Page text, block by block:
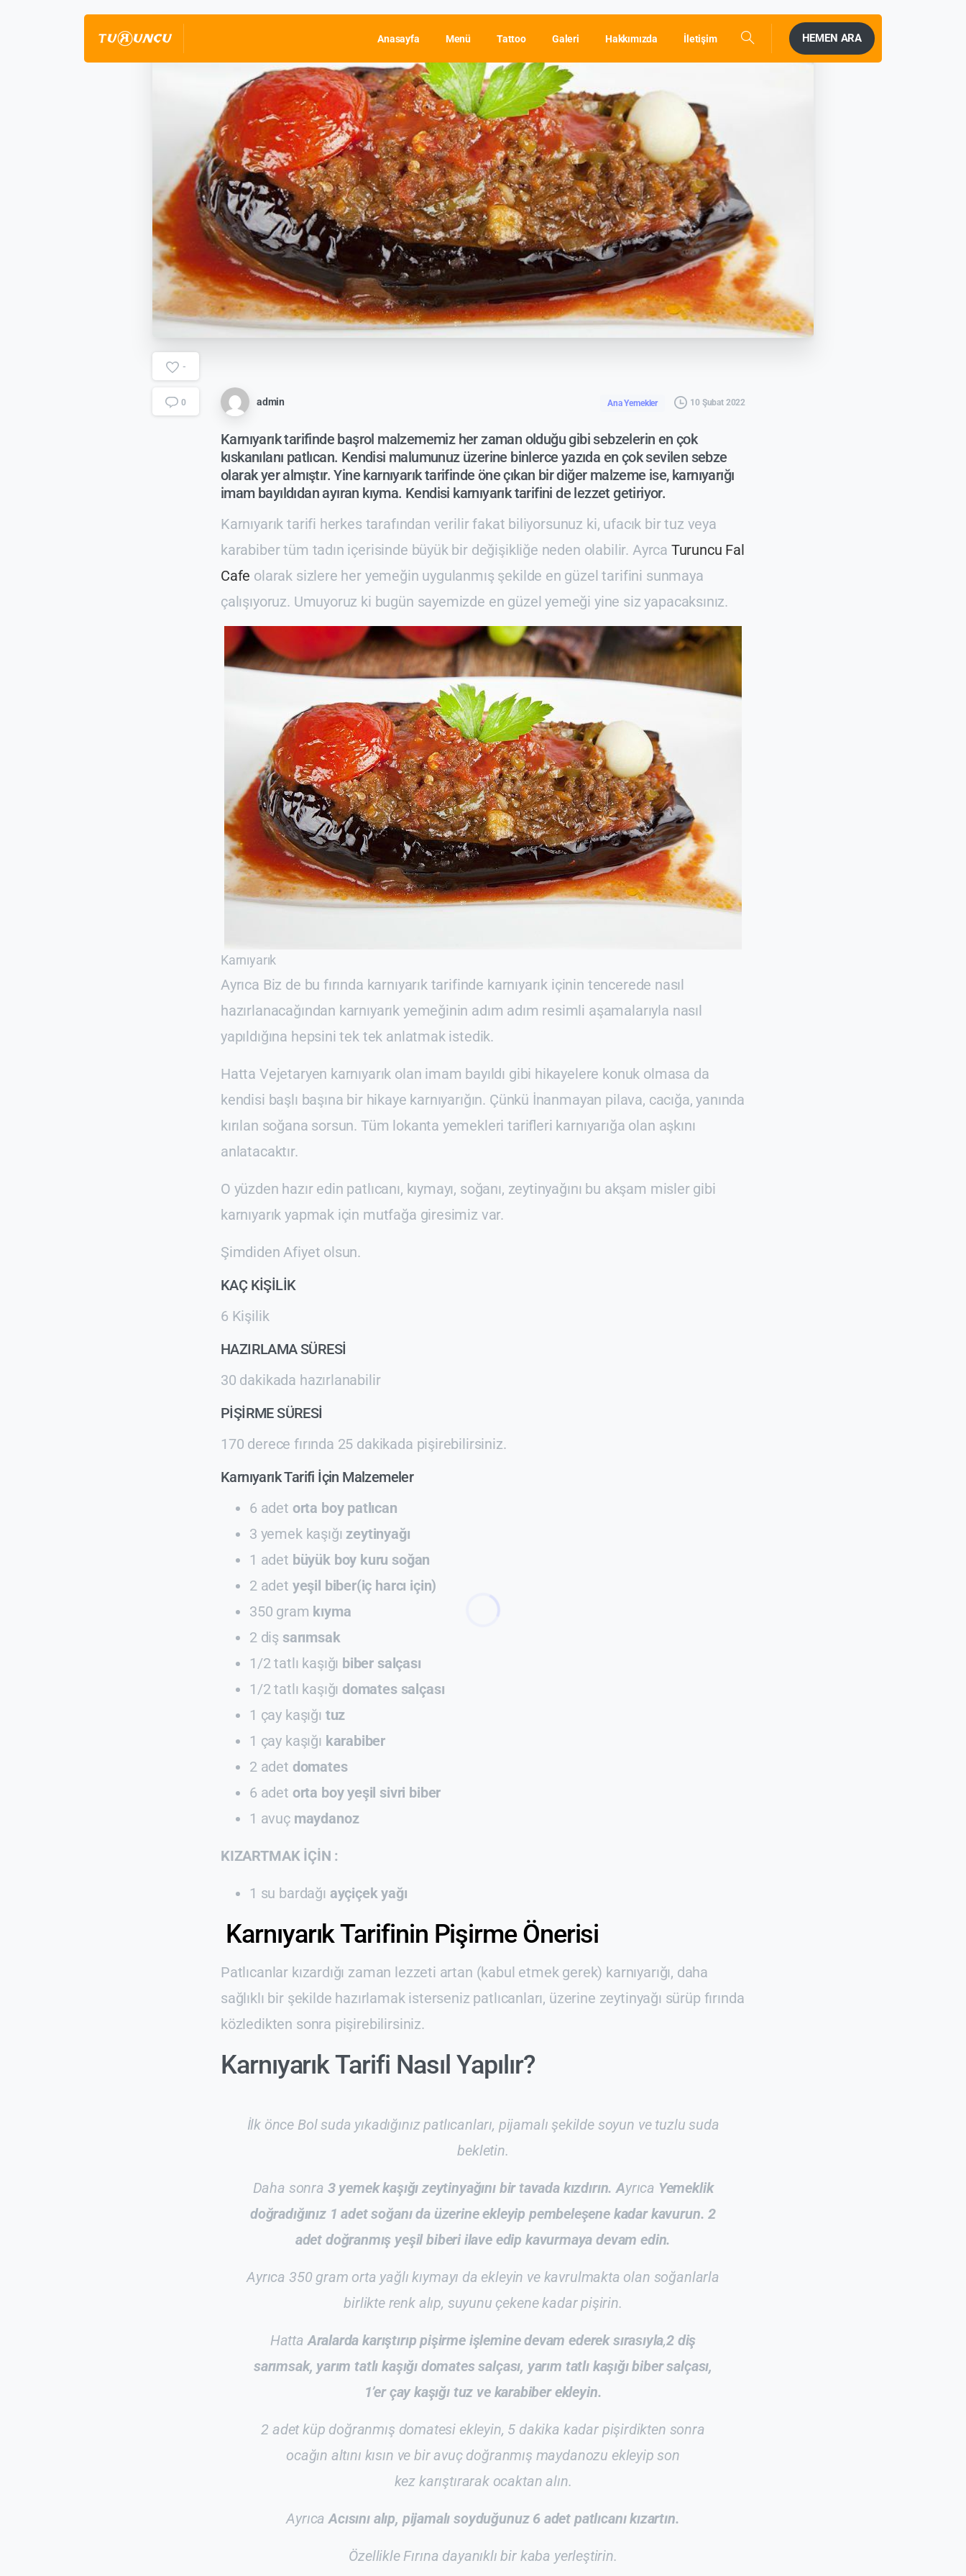
Anasayfa Menü Tattoo Galeri Hakkımızda İletişim HEMEN ARA
-
0 admin Ana Yemekler 10 Şubat 2022
Karnıyarık tarifinde başrol malzememiz her zaman olduğu gibi sebzelerin en çok
kıskanılanı patlıcan. Kendisi malumunuz üzerine binlerce yazıda en çok sevilen sebze
olarak yer almıştır. Yine karnıyarık tarifinde öne çıkan bir diğer malzeme ise, karnıyarığı
imam bayıldıdan ayıran kıyma. Kendisi karnıyarık tarifini de lezzet getiriyor.
Karnıyarık tarifi herkes tarafından verilir fakat biliyorsunuz ki, ufacık bir tuz veya
karabiber tüm tadın içerisinde büyük bir değişikliğe neden olabilir. Ayrca Turuncu Fal
Cafe olarak sizlere her yemeğin uygulanmış şekilde en güzel tarifini sunmaya
çalışıyoruz. Umuyoruz ki bugün sayemizde en güzel yemeği yine siz yapacaksınız.
Karnıyarık
Ayrıca Biz de bu fırında karnıyarık tarifinde karnıyarık içinin tencerede nasıl
hazırlanacağından karnıyarık yemeğinin adım adım resimli aşamalarıyla nasıl
yapıldığına hepsini tek tek anlatmak istedik.
Hatta Vejetaryen karnıyarık olan imam bayıldı gibi hikayelere konuk olmasa da
kendisi başlı başına bir hikaye karnıyarığın. Çünkü İnanmayan pilava, cacığa, yanında
kırılan soğana sorsun. Tüm lokanta yemekleri tarifleri karnıyarığa olan aşkını
anlatacaktır.
O yüzden hazır edin patlıcanı, kıymayı, soğanı, zeytinyağını bu akşam misler gibi
karnıyarık yapmak için mutfağa giresimiz var.
Şimdiden Afiyet olsun.
KAÇ KİŞİLİK
6 Kişilik
HAZIRLAMA SÜRESİ
30 dakikada hazırlanabilir
PİŞİRME SÜRESİ
170 derece fırında 25 dakikada pişirebilirsiniz.
Karnıyarık Tarifi İçin Malzemeler
6 adet orta boy patlıcan
3 yemek kaşığı zeytinyağı
1 adet büyük boy kuru soğan
2 adet yeşil biber(iç harcı için)
350 gram kıyma
2 diş sarımsak
1/2 tatlı kaşığı biber salçası
1/2 tatlı kaşığıdomates salçası
1 çay kaşığı tuz
1 çay kaşığı karabiber
2 adet domates
6 adet orta boy yeşil sivri biber
1 avuç maydanoz
KIZARTMAK İÇİN :
1 su bardağı ayçiçek yağı
Karnıyarık Tarifinin Pişirme Önerisi
Patlıcanlar kızardığı zaman lezzeti artan (kabul etmek gerek) karnıyarığı, daha
sağlıklı bir şekilde hazırlamak isterseniz patlıcanları, üzerine zeytinyağı sürüp fırında
közledikten sonra pişirebilirsiniz.
Karnıyarık Tarifi Nasıl Yapılır?
İlk önce Bol suda yıkadığınız patlıcanları, pijamalı şekilde soyun ve tuzlu suda
bekletin.
Daha sonra 3 yemek kaşığı zeytinyağını bir tavada kızdırın. Ayrıca Yemeklik
doğradığınız 1 adet soğanı da üzerine ekleyip pembeleşene kadar kavurun. 2
adet doğranmış yeşil biberi ilave edip kavurmaya devam edin.
Ayrıca 350 gram orta yağlı kıymayı da ekleyin ve kavrulmakta olan soğanlarla
birlikte renk alıp, suyunu çekene kadar pişirin.
HattaAralarda karıştırıp pişirme işlemine devam ederek sırasıyla,2 diş
sarımsak, yarım tatlı kaşığı domates salçası, yarım tatlı kaşığı biber salçası,
1’er çay kaşığı tuz ve karabiber ekleyin.
2 adet küp doğranmış domatesi ekleyin, 5 dakika kadar pişirdikten sonra
ocağın altını kısın ve bir avuç doğranmış maydanozu ekleyip son
kez karıştırarak ocaktan alın.
AyrıcaAcısını alıp, pijamalı soyduğunuz 6 adet patlıcanı kızartın.
Özellikle Fırına dayanıklı bir kaba yerleştirin.